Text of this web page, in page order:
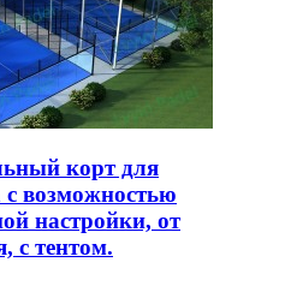
корт для
с возможностью
настройки, от
с тентом.